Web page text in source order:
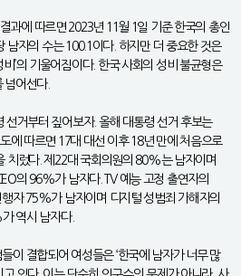
과에 따르면 2023년 11월 1일 기준 한국의 총인
남자의 수는 100.1이다. 하지만 더 중요한 것은
’의 기울어짐이다. 한국 사회의 성비 불균형은
넘어선다.
선거부터 짚어보자. 올해 대통령 선거 후보는
에 따르면 17대 대선 이후 18년 만에 처음으로
치렀다. 제22대 국회의원의 80%는 남자이며
의 96%가 남자다. TV 예능 고정 출연자의
자 75%가 남자이며 디지털 성범죄 가해자의
역시 남자다.
이 결합되어 여성들은 ‘한국에 남자가 너무 많